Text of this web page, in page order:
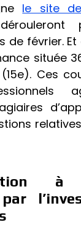
le site
février. Et
située
Ces
à